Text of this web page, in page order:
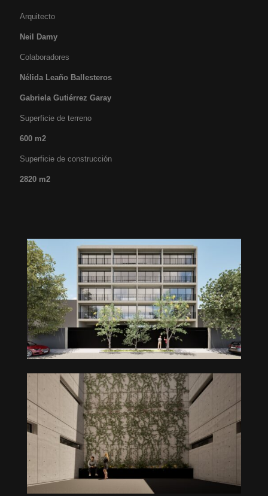
Arquitecto
Neil Damy
Colaboradores
Nélida Leaño Ballesteros
Gabriela Gutiérrez Garay
Superficie de terreno
600 m2
Superficie de construcción
2820 m2